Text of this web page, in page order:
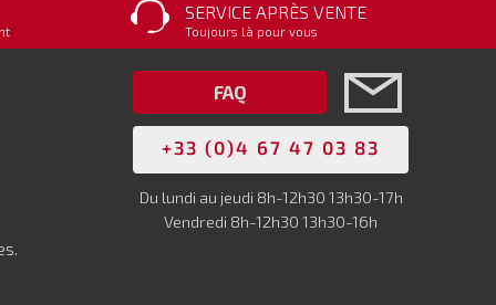
SERVICE APRÈS VENTE
Toujours là pour vous
FAQ
+33 (0)4 67 47 03 83
Du lundi au jeudi 8h-12h30 13h30-17h
Vendredi 8h-12h30 13h30-16h